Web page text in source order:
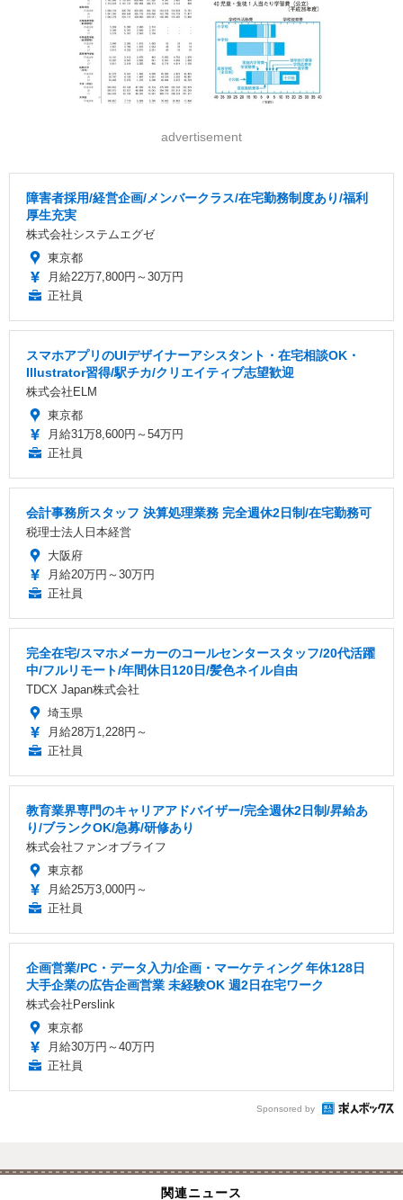
advertisement
障害者採用/経営企画/メンバークラス/在宅勤務制度あり/福利
厚生充実
株式会社システムエグゼ
東京都
月給22万7,800円～30万円
正社員
スマホアプリのUIデザイナーアシスタント・在宅相談OK・
Illustrator習得/駅チカ/クリエイティブ志望歓迎
株式会社ELM
東京都
月給31万8,600円～54万円
正社員
会計事務所スタッフ 決算処理業務 完全週休2日制/在宅勤務可
税理士法人日本経営
大阪府
月給20万円～30万円
正社員
完全在宅/スマホメーカーのコールセンタースタッフ/20代活躍
中/フルリモート/年間休日120日/髪色ネイル自由
TDCX Japan株式会社
埼玉県
月給28万1,228円～
正社員
教育業界専門のキャリアアドバイザー/完全週休2日制/昇給あ
り/ブランクOK/急募/研修あり
株式会社ファンオブライフ
東京都
月給25万3,000円～
正社員
企画営業/PC・データ入力/企画・マーケティング 年休128日
大手企業の広告企画営業 未経験OK 週2日在宅ワーク
株式会社Perslink
東京都
月給30万円～40万円
正社員
Sponsored by
関連ニュース